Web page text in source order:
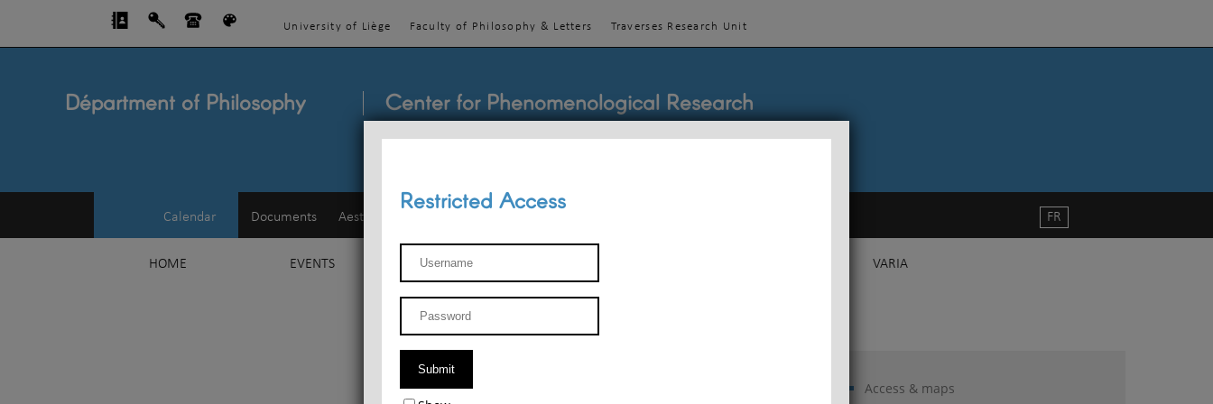
University of Liège Faculty of Philosophy & Letters Traverses Research Unit
Départment of Philosophy Center for Phenomenological Research
Calendar Documents Aesthetics
HOME EVENTS TEACHINGS VARIA
FR
Access & maps
Restricted Access